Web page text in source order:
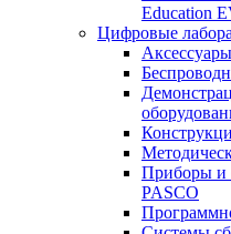
Education
Цифровые
Приборы и
PASCO